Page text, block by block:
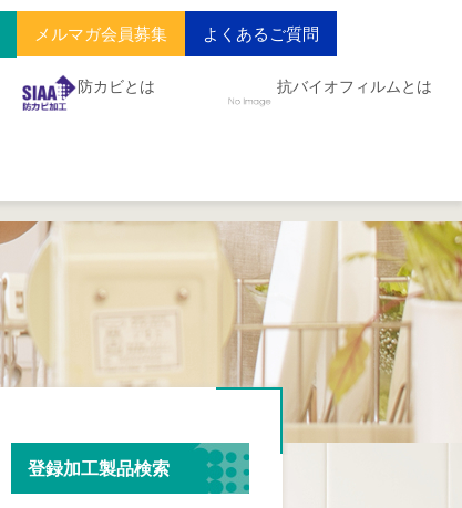
メルマガ会員募集 よくあるご質問
防カビとは 抗バイオフィルムとは
登録加工製品検索